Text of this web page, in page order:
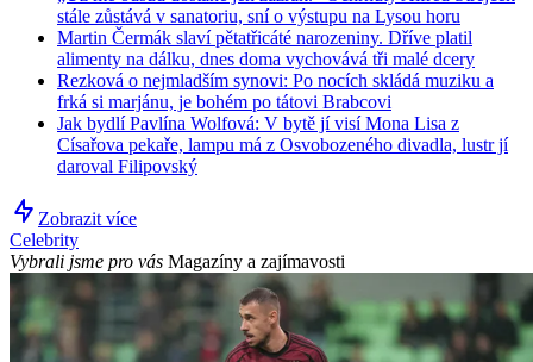
stále zůstává v sanatoriu, sní o výstupu na Lysou horu
Martin Čermák slaví pětatřicáté narozeniny. Dříve platil
alimenty na dálku, dnes doma vychovává tři malé dcery
Rezková o nejmladším synovi: Po nocích skládá muziku a
frká si marjánu, je bohém po tátovi Brabcovi
Jak bydlí Pavlína Wolfová: V bytě jí visí Mona Lisa z
Císařova pekaře, lampu má z Osvobozeného divadla, lustr jí
daroval Filipovský
Zobrazit více
Celebrity
Vybrali jsme pro vás Magazíny a zajímavosti